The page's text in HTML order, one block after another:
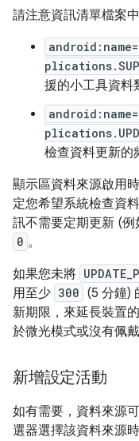
請注意資訊清單檔案
援的小工具資料
檢查資料更新的
顯示區資料來源啟用時
定您希望系統檢查資
訊不需要定期更新 (例
0 。
如果您未將
用至少 300 (5 分鐘)
新期限，來延長裝置
於微光模式或沒有佩
新增設定活動
如有需要，資料來源
選器選擇該資料來源